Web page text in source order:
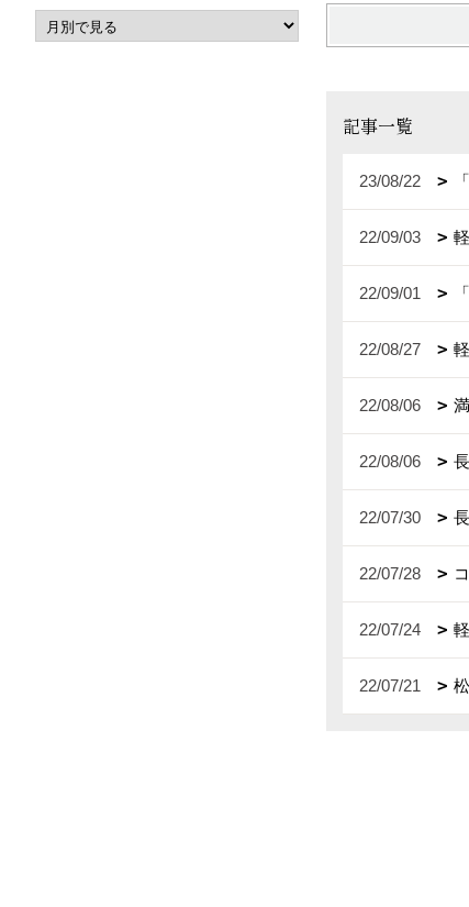
記事一覧
23/08/22
22/09/03
22/09/01
22/08/27
22/08/06
22/08/06
22/07/30
22/07/28
22/07/24
22/07/21